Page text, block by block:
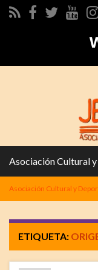
Asociación Cultural
Asociación Cultural y
ETIQUETA: